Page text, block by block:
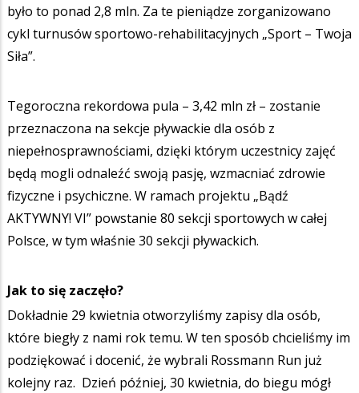
było to ponad 2,8 mln. Za te pieniądze zorganizowano
cykl turnusów sportowo-rehabilitacyjnych „Sport – Twoja
Siła”.
Tegoroczna rekordowa pula – 3,42 mln zł – zostanie
przeznaczona na sekcje pływackie dla osób z
niepełnosprawnościami, dzięki którym uczestnicy zajęć
będą mogli odnaleźć swoją pasję, wzmacniać zdrowie
fizyczne i psychiczne. W ramach projektu „Bądź
AKTYWNY! VI” powstanie 80 sekcji sportowych w całej
Polsce, w tym właśnie 30 sekcji pływackich.
Jak to się zaczęło?
Dokładnie 29 kwietnia otworzyliśmy zapisy dla osób,
które biegły z nami rok temu. W ten sposób chcieliśmy im
podziękować i docenić, że wybrali Rossmann Run już
kolejny raz. Dzień później, 30 kwietnia, do biegu mógł